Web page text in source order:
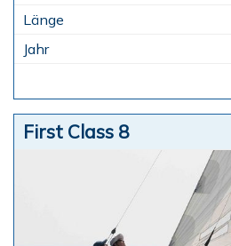
First Class 8